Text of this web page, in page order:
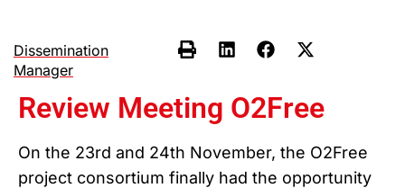
Dissemination
Manager
Review Meeting O2Free
On the 23rd and 24th November, the O2Free
project consortium finally had the opportunity